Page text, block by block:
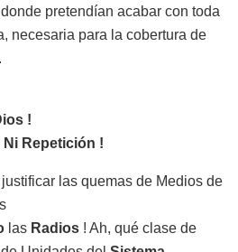
pretendían acabar con toda
necesaria para la cobertura de
!
Repetición !
las quemas de Medios de
las Radios ! Ah, qué clase de